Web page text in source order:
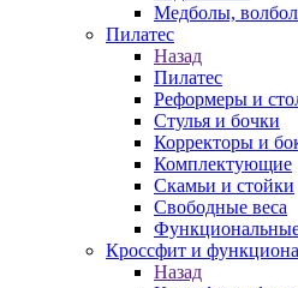
Медболы,
Пилатес
Назад
Пилатес
Реформеры и
Стулья и бочки
Корректоры и
Комплектующие
Скамьи и стойки
Свободные веса
Кроссфит и
Назад